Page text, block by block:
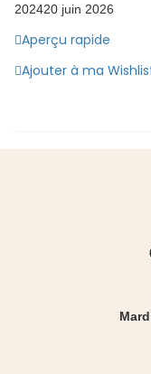
202420 juin 2026
Aperçu rapide
Ajouter à ma